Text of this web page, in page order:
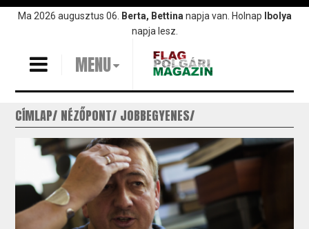
UgrásMa 2026 augusztus 06. Berta, Bettina napja van. Holnap
Ibolya
napja lesz.
MENU
CÍMLAP NÉZŐPONT JOBBEGYENES